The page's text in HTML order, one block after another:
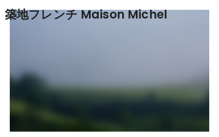
築地フレンチ Maison Michel